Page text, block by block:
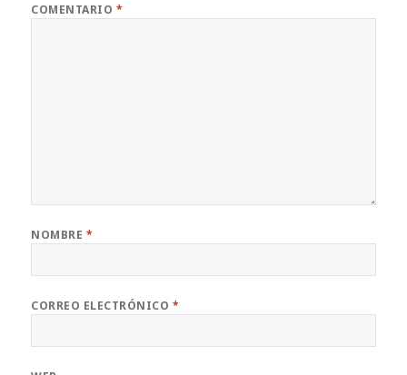
COMENTARIO *
NOMBRE *
CORREO ELECTRÓNICO *